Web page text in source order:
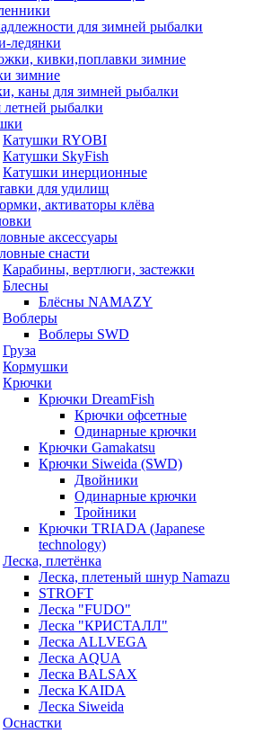
для зимней рыбалки
ледянки
кивки,поплавки зимние
зимние
каны для зимней рыбалки
рыбалки
Катушки RYOBI
Катушки SkyFish
Катушки инерционные
для удилищ
активаторы клёва
аксессуары
снасти
Карабины, вертлюги, застежки
Блесны
Блёсны NAMAZY
Воблеры
Воблеры SWD
Груза
Кормушки
Крючки
Крючки DreamFish
Крючки офсетные
Одинарные крючки
Крючки Gamakatsu
Крючки Siweida (SWD)
Двойники
Одинарные крючки
Тройники
Крючки TRIADA (Japanese
technology)
Леска, плетёнка
Леска, плетеный шнур Namazu
STROFT
Леска "FUDO"
Леска "КРИСТАЛЛ"
Леска ALLVEGA
Леска AQUA
Леска BALSAX
Леска KAIDA
Леска Siweida
Оснастки